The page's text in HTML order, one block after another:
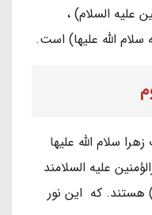
عليه السلام) ،
الله عليها) است.
سلام الله عليها
عليه السلامند
كه اين نور